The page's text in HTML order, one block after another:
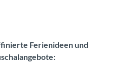
Ferienideen und